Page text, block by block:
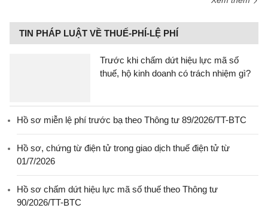
TIN PHÁP LUẬT VỀ THUẾ-PHÍ-LỆ PHÍ
Trước khi chấm dứt hiệu lực mã số
thuế, hộ kinh doanh có trách nhiệm gì?
Hồ sơ miễn lệ phí trước bạ theo Thông tư 89/2026/TT-BTC
Hồ sơ, chứng từ điện tử trong giao dịch thuế điện tử từ
01/7/2026
Hồ sơ chấm dứt hiệu lực mã số thuế theo Thông tư
90/2026/TT-BTC